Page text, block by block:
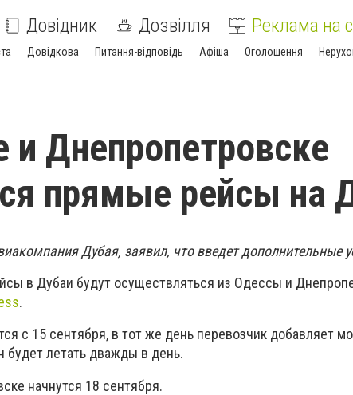
Довідник Дозвілля Реклама на
Довідкова Питання-відповідь Афіша Оголошення
и Днепропетровске
прямые рейсы на
Дубая, заявил, что введет дополнительные
в Дубаи будут осуществляться из Одессы и
.
с 15 сентября, в тот же день перевозчик добавляет
будет летать дважды в день.
начнутся 18 сентября.